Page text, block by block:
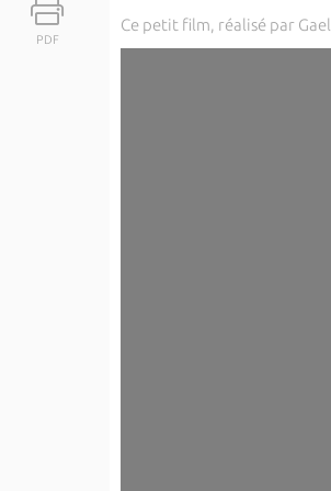
PDF
Ce petit film, réalisé par